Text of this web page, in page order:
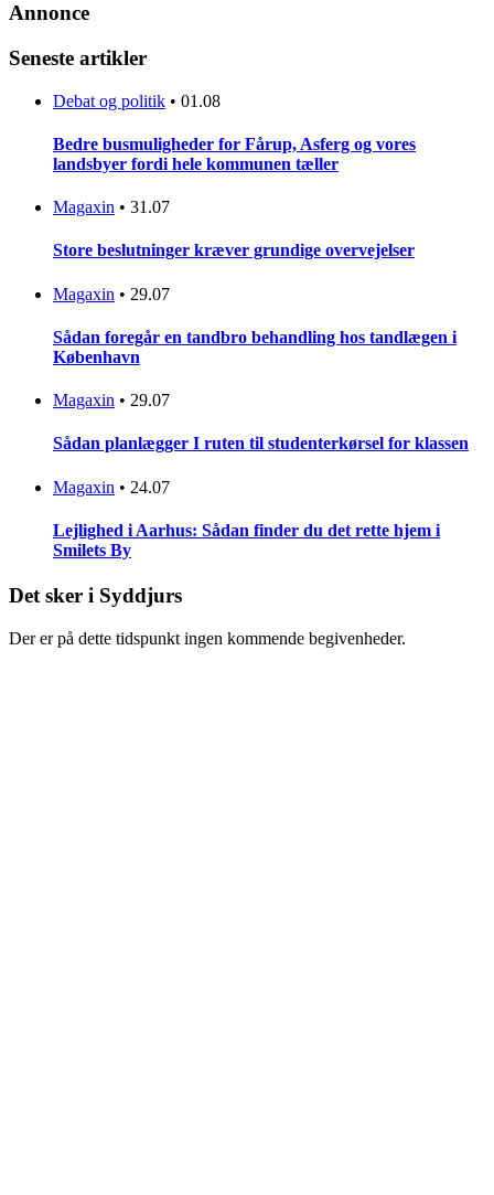
Annonce
Seneste artikler
Debat og politik • 01.08
Bedre busmuligheder for Fårup, Asferg og vores
landsbyer fordi hele kommunen tæller
Magaxin • 31.07
Store beslutninger kræver grundige overvejelser
Magaxin • 29.07
Sådan foregår en tandbro behandling hos tandlægen i
København
Magaxin • 29.07
Sådan planlægger I ruten til studenterkørsel for klassen
Magaxin • 24.07
Lejlighed i Aarhus: Sådan finder du det rette hjem i
Smilets By
Det sker i Syddjurs
Der er på dette tidspunkt ingen kommende begivenheder.